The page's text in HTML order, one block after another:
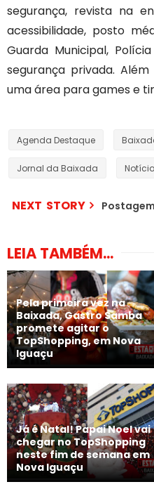
segurança, revista na
acessibilidade, posto
Guarda Municipal,
segurança privada.
uma área para games e
Agenda Destaque
Jornal da Baixada
NEXT STORY
LEIA TAMBÉM...
Pela primeira vez na
Baixada, Gastro Samba
promete agitar o
TopShopping, em Nova
Iguaçu
Já é Natal! Papai Noel vai
chegar no TopShopping
neste fim de semana em
Nova Iguaçu